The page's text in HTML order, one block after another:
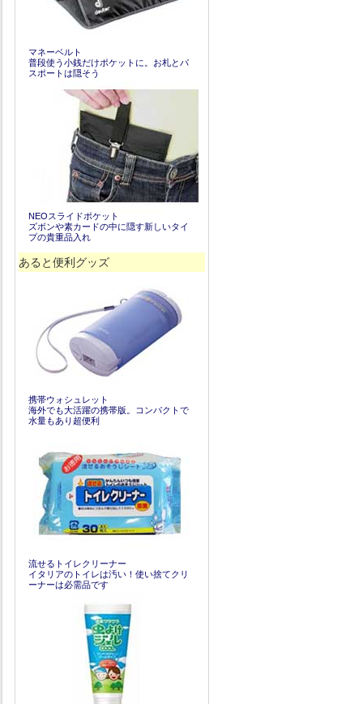
マネーベルト
普段使う小銭だけポケットに。お札とパ
スポートは隠そう
NEOスライドポケット
ズボンや素カードの中に隠す新しいタイ
プの貴重品入れ
あると便利グッズ
携帯ウォシュレット
海外でも大活躍の携帯版。コンパクトで
水量もあり超便利
流せるトイレクリーナー
イタリアのトイレは汚い！使い捨てクリ
ーナーは必需品です